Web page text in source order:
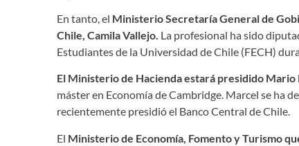
En tanto, el Ministerio Secretaría General de
Chile, Camila Vallejo. La profesional ha sido
Estudiantes de la Universidad de Chile (FECH)
El Ministerio de Hacienda estará presidido Mario
máster en Economía de Cambridge. Marcel se ha
recientemente presidió el Banco Central de Chile.
El Ministeriode Economía, Fomento y Turismo